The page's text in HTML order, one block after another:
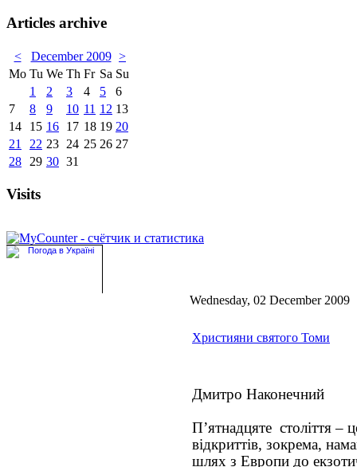
Articles archive
< December 2009 >
Mo Tu We Th Fr Sa Su
1
2 3 4 5
6
7
8 9 10 11 12 13
14
15 16 17 18 19 20
21
22 23 24 25 26 27
28
29 30 31
Visits
Wednesday, 02 December 2009
Християни святого Томи
Дмитро Наконечний
П’ятнадцяте століття –
відкриттів, зокрема,
шлях з Европи до